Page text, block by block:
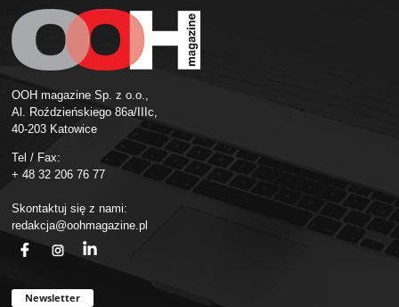
OOH magazine Sp. z o.o.,
Al. Roździeńskiego 86a/IIIc,
40-203 Katowice
Tel / Fax:
+ 48 32 206 76 77
Skontaktuj się z nami:
redakcja@oohmagazine.pl
Newsletter